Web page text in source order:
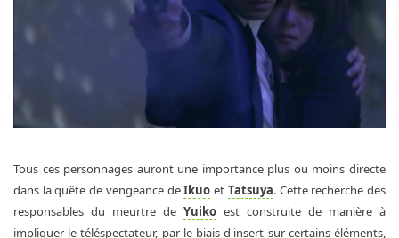
Tous ces personnages auront une importance plus ou moins directe
dans la quête de vengeance deIkuo et Tatsuya. Cette recherche des
responsables du meurtre de Yuiko est construite de manière à
impliquer le téléspectateur, par le biais d'insert sur certains éléments,